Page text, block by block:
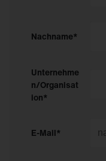
Nachname*
Unternehme
n/Organisat
ion*
E-Mail*